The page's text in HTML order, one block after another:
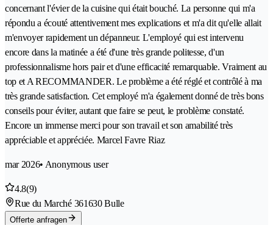
concernant l'évier de la cuisine qui était bouché. La personne qui m'a
répondu a écouté attentivement mes explications et m'a dit qu'elle allait
m'envoyer rapidement un dépanneur. L'employé qui est intervenu
encore dans la matinée a été d'une très grande politesse, d'un
professionnalisme hors pair et d'une efficacité remarquable. Vraiment au
top et A RECOMMANDER. Le problème a été réglé et contrôlé à ma
très grande satisfaction. Cet employé m'a également donné de très bons
conseils pour éviter, autant que faire se peut, le problème constaté.
Encore un immense merci pour son travail et son amabilité très
appréciable et appréciée. Marcel Favre Riaz
mar 2026• Anonymous user
4.8(9)
Rue du Marché 361630 Bulle
Offerte anfragen